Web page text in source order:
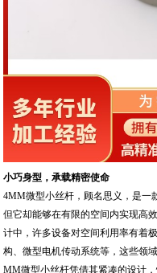
小巧身型，承载精密使命
4MM微型小丝杆，顾名思义，是一
但它却能够在有限的空间内实现高
计中，许多设备对空间利用率有着
构、微型电机传动系统等，这些领
MM微型小丝杆凭借其紧凑的设计